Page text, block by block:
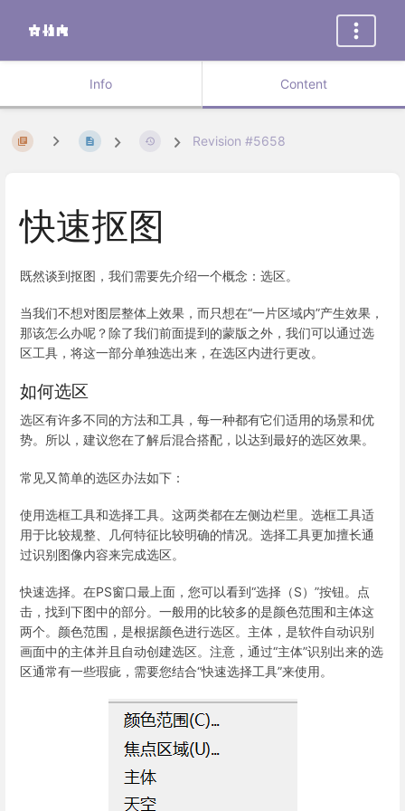
Info Content
Revision #5658
快速抠图
既然谈到抠图，我们需要先介绍一个概念：选区。
当我们不想对图层整体上效果，而只想在“一片区域内”产生效果，
那该怎么办呢？除了我们前面提到的蒙版之外，我们可以通过选
区工具，将这一部分单独选出来，在选区内进行更改。
如何选区
选区有许多不同的方法和工具，每一种都有它们适用的场景和优
势。所以，建议您在了解后混合搭配，以达到最好的选区效果。
常见又简单的选区办法如下：
使用选框工具和选择工具。这两类都在左侧边栏里。选框工具适
用于比较规整、几何特征比较明确的情况。选择工具更加擅长通
过识别图像内容来完成选区。
快速选择。在PS窗口最上面，您可以看到“选择（S）”按钮。点
击，找到下图中的部分。一般用的比较多的是颜色范围和主体这
两个。颜色范围，是根据颜色进行选区。主体，是软件自动识别
画面中的主体并且自动创建选区。注意，通过“主体”识别出来的选
区通常有一些瑕疵，需要您结合“快速选择工具”来使用。